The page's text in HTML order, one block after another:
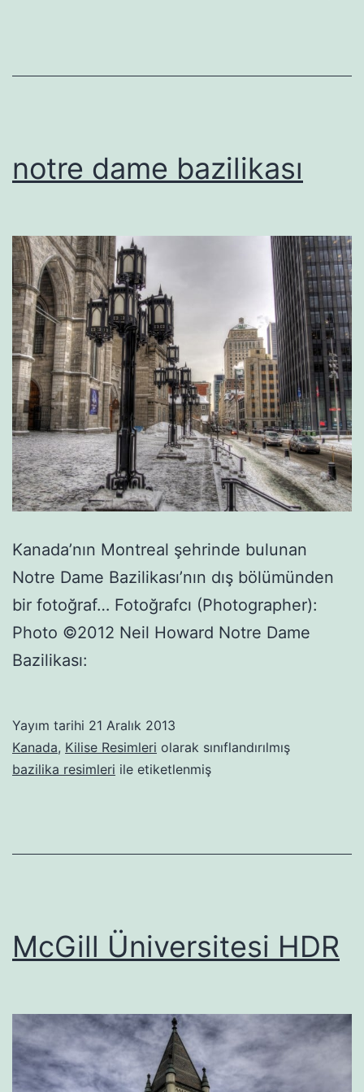
notre dame bazilikası
Kanada’nın Montreal şehrinde bulunan
Notre Dame Bazilikası’nın dış bölümünden
bir fotoğraf… Fotoğrafcı (Photographer):
Photo ©2012 Neil Howard Notre Dame
Bazilikası:
Yayım tarihi 21 Aralık 2013
Kanada, Kilise Resimleri olarak sınıflandırılmış
bazilika resimleri ile etiketlenmiş
McGill Üniversitesi HDR